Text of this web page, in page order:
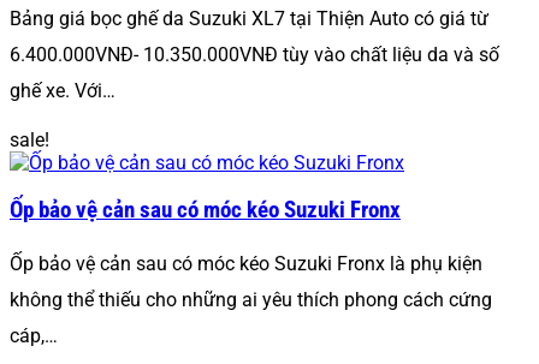
Bảng giá bọc ghế da Suzuki XL7 tại Thiện Auto có giá từ
6.400.000VNĐ- 10.350.000VNĐ tùy vào chất liệu da và số
ghế xe. Với…
sale!
Ốp bảo vệ cản sau có móc kéo Suzuki Fronx
Ốp bảo vệ cản sau có móc kéo Suzuki Fronx là phụ kiện
không thể thiếu cho những ai yêu thích phong cách cứng
cáp,…